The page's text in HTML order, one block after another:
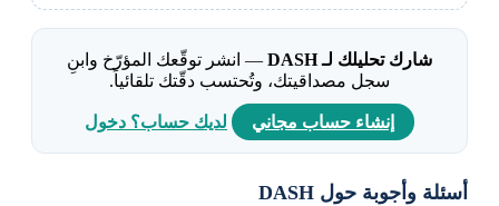
شارك تحليلك لـ DASH
— انشر توقّعك المؤرّخ وابنِ
سجل مصداقيتك، وتُحتسب دقّتك تلقائياً.
إنشاء حساب مجاني لديك حساب؟ دخول
أسئلة وأجوبة حول DASH